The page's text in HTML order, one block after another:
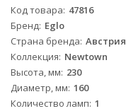
Код товара 47816
Бренд Eglo
Страна бренда Австрия
Коллекция Newtown
Высота, мм 230
Диаметр, мм 160
Количество ламп 1